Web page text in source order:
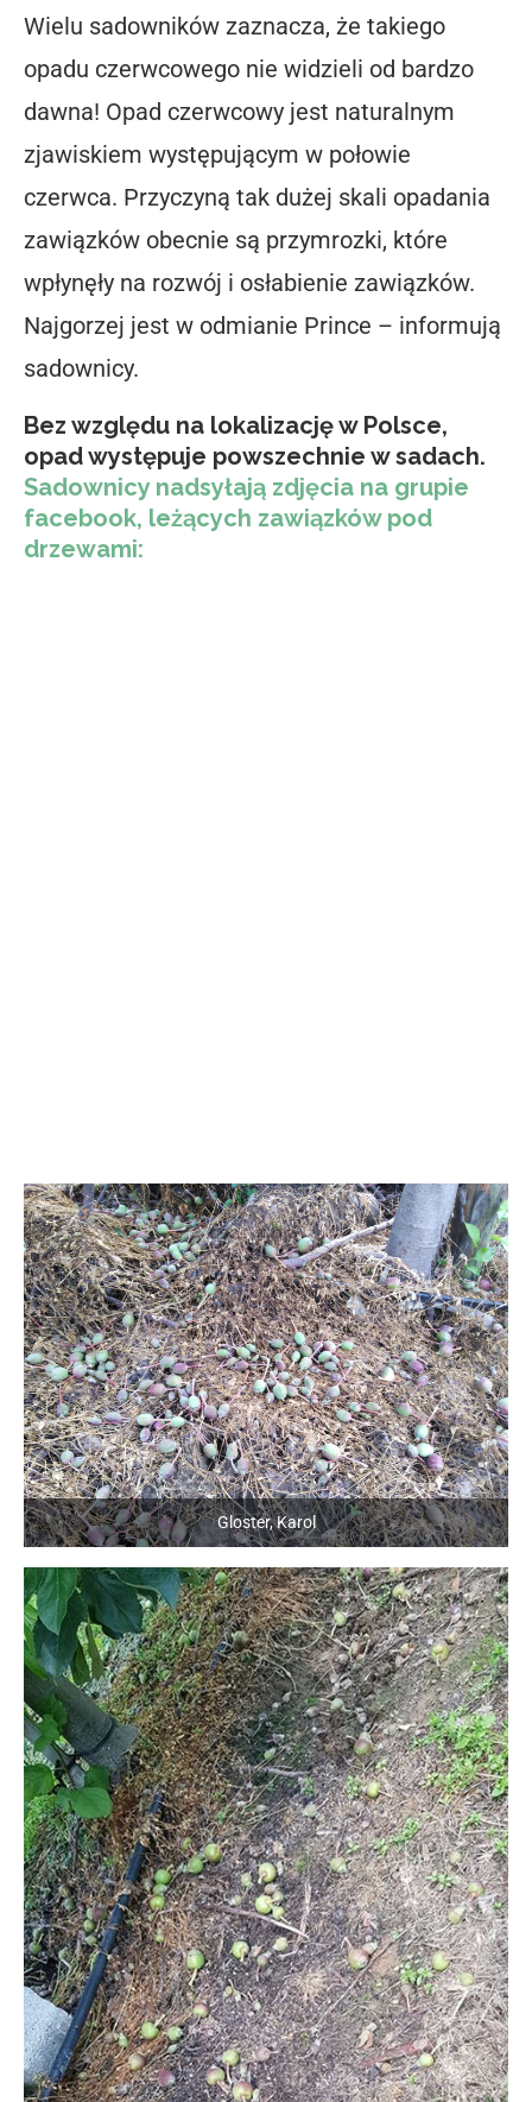
Wielu sadowników zaznacza, że takiego
opadu czerwcowego nie widzieli od bardzo
dawna! Opad czerwcowy jest naturalnym
zjawiskiem występującym w połowie
czerwca. Przyczyną tak dużej skali opadania
zawiązków obecnie są przymrozki, które
wpłynęły na rozwój i osłabienie zawiązków.
Najgorzej jest w odmianie Prince – informują
sadownicy.
Bez względu na lokalizację w Polsce,
opad występuje powszechnie w sadach.
Sadownicy nadsyłają zdjęcia na grupie
facebook, leżących zawiązków pod
drzewami:
Gloster, Karol